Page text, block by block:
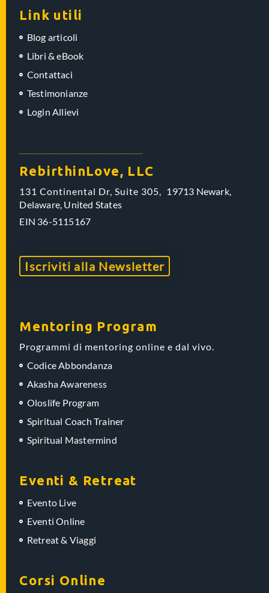
Link utili
Blog articoli
Libri & eBook
Contattaci
Testimonianze
Login Allievi
RebirthinLove, LLC
131 Continental Dr, Suite 305, 19713 Newark,
Delaware, United States
EIN 36-5115167
Iscriviti alla Newsletter
Mentoring Program
Programmi di mentoring online e dal vivo.
Codice Abbondanza
Akasha Awareness
Oloslife Program
Spiritual Coach Trainer
Spiritual Mastermind
Eventi & Retreat
Evento Live
Eventi Online
Retreat & Viaggi
Corsi Online